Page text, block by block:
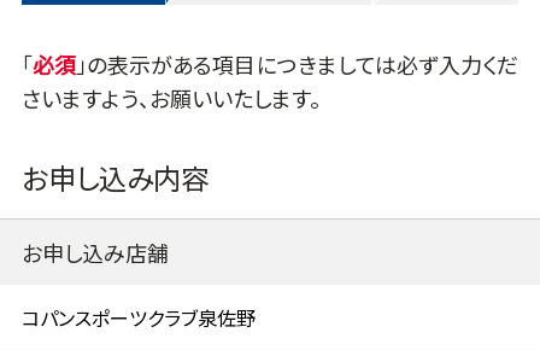
「
」の表示がある項目につきましては必ず入力くだ
さいますよう、お願いいたします。
お申し込み内容
お申し込み店舗